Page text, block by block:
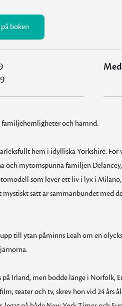
på boken
och hämnd.
hem i idylliska Yorkshire.
och mytomspunna familjen
som lever ett liv i lyx i
mystiskt sätt är sammanbundet med
till ytan påminns Leah om en
på Irland, men bodde länge i Norfolk,
teater och tv, skrev hon vid 24 års